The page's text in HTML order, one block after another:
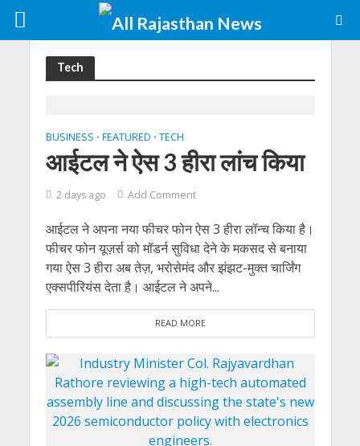
Tech
BUSINESS • FEATURED • TECH
आईटल ने ऐस 3 हीरा लांच किया
2 days ago Add Comment
आईटल ने अपना नया फीचर फोन ऐस 3 हीरा लॉन्च किया है।
फीचर फोन यूज़र्स को मॉडर्न सुविधा देने के मकसद से बनाया
गया ऐस 3 हीरा अब तेज़, भरोसेमंद और झंझट-मुक्त चार्जिंग
एक्सपीरियंस देता है। आईटल ने अपने...
READ MORE